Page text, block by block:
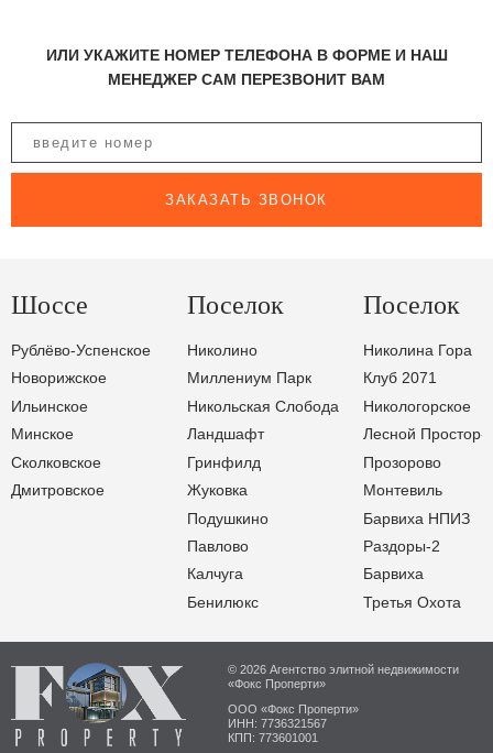
ИЛИ УКАЖИТЕ НОМЕР ТЕЛЕФОНА В ФОРМЕ И НАШ
МЕНЕДЖЕР САМ ПЕРЕЗВОНИТ ВАМ
ЗАКАЗАТЬ ЗВОНОК
Шоссе
Рублёво-Успенское
Новорижское
Ильинское
Минское
Сколковское
Дмитровское
Поселок
Николино
Миллениум Парк
Никольская Слобода
Ландшафт
Гринфилд
Жуковка
Подушкино
Павлово
Калчуга
Бенилюкс
Поселок
Николина Гора
Клуб 2071
Никологорское
Лесной Простор-
Прозорово
Монтевиль
Барвиха НПИЗ
Раздоры-2
Барвиха
Третья Охота
© 2026 Агентство элитной недвижимости
«Фокс Проперти»
ООО «Фокс Проперти»
ИНН: 7736321567
КПП: 773601001